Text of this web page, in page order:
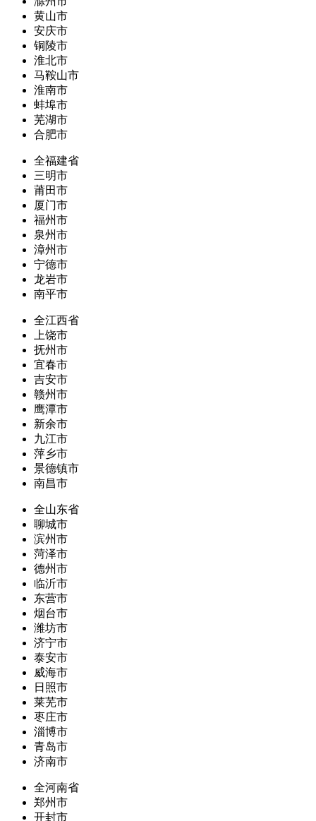
黄山市
安庆市
铜陵市
淮北市
马鞍山市
淮南市
蚌埠市
芜湖市
合肥市
全福建省
三明市
莆田市
厦门市
福州市
泉州市
漳州市
宁德市
龙岩市
南平市
全江西省
上饶市
抚州市
宜春市
吉安市
赣州市
鹰潭市
新余市
九江市
萍乡市
景德镇市
南昌市
全山东省
聊城市
滨州市
菏泽市
德州市
临沂市
东营市
烟台市
潍坊市
济宁市
泰安市
威海市
日照市
莱芜市
枣庄市
淄博市
青岛市
济南市
全河南省
郑州市
开封市